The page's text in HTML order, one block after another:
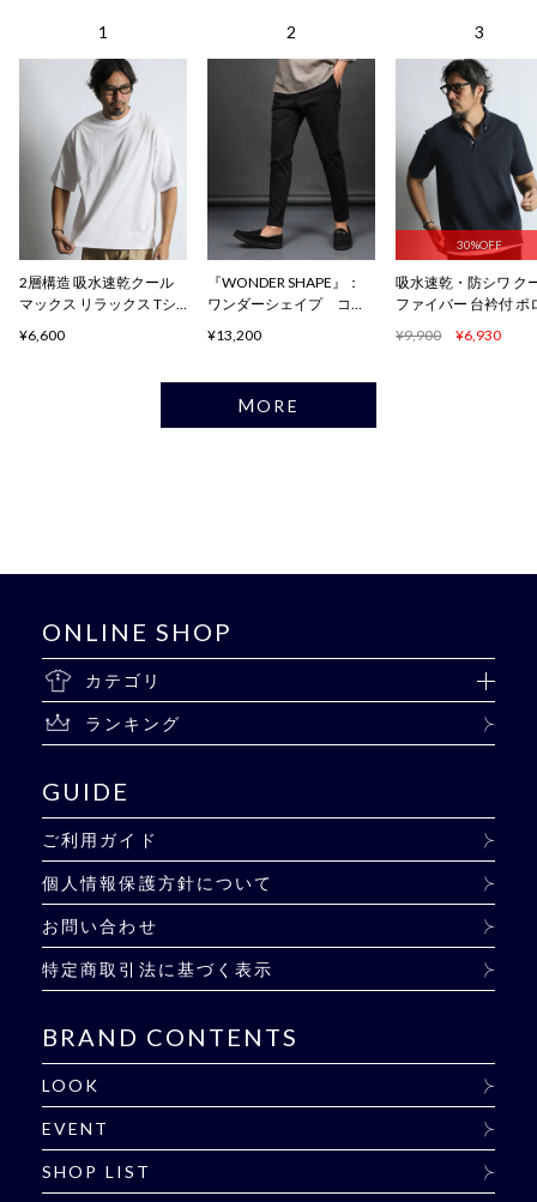
2層構造 吸水速乾クール
マックス リラックス Tシ
¥6,600
『WONDER SHAPE』：
ワンダーシェイプ コン
¥13,200
30%OFF
吸水速乾・防シワ ク
ファイバー 台衿付 ポ
¥9,900 ¥6,930
MORE
ONLINE SHOP
カテゴリ
ランキング
GUIDE
ご利用ガイド
個人情報保護方針について
お問い合わせ
特定商取引法に基づく表示
BRAND CONTENTS
LOOK
EVENT
SHOP LIST